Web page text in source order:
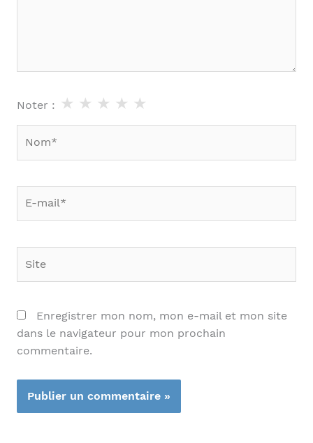
Noter : ★
★
★
★
★
Enregistrer mon nom, mon e-mail et mon site
dans le navigateur pour mon prochain
commentaire.